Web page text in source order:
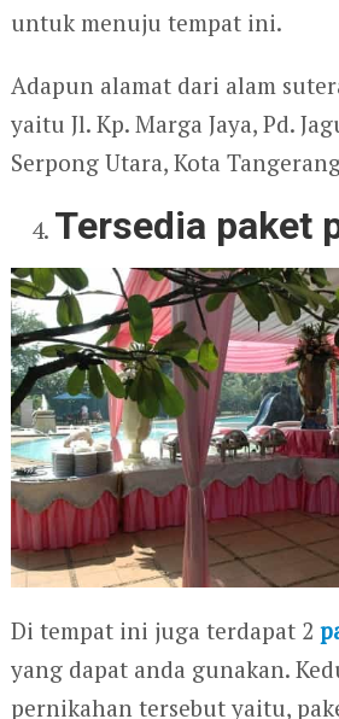
untuk menuju tempat ini.
Adapun alamat dari alam
yaitu Jl. Kp. Marga Jaya, Pd.
Serpong Utara, Kota
Tersedia paket
Di tempat ini juga terdapat 2
yang dapat anda gunakan.
pernikahan tersebut yaitu,